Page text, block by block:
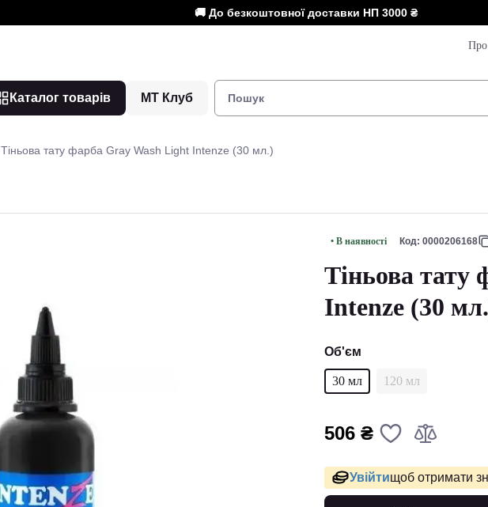
🚚 До безкоштовної доставки НП 3000 ₴
Про
Каталог товарів МТ Клуб
Тіньова тату фарба Gray Wash Light Intenze (30 мл.)
• В наявності Код: 0000206168
Тіньова тату
Intenze (30
Об'єм
30 мл 120 мл
506 ₴
Увійтищоб отримати